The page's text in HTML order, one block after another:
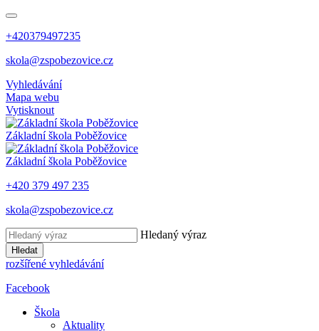
+420379497235
skola@zspobezovice.cz
Vyhledávání
Mapa webu
Vytisknout
Základní škola Poběžovice
Základní škola Poběžovice
+420 379 497 235
skola@zspobezovice.cz
Hledaný výraz
Hledat
rozšířené vyhledávání
Facebook
Škola
Aktuality